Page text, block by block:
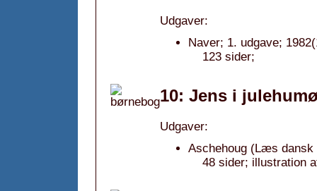
Udgaver:
Naver; 1. udgave;
123 sider;
10: Jens i
Udgaver:
Aschehoug (Læs dansk
48 sider; illustration